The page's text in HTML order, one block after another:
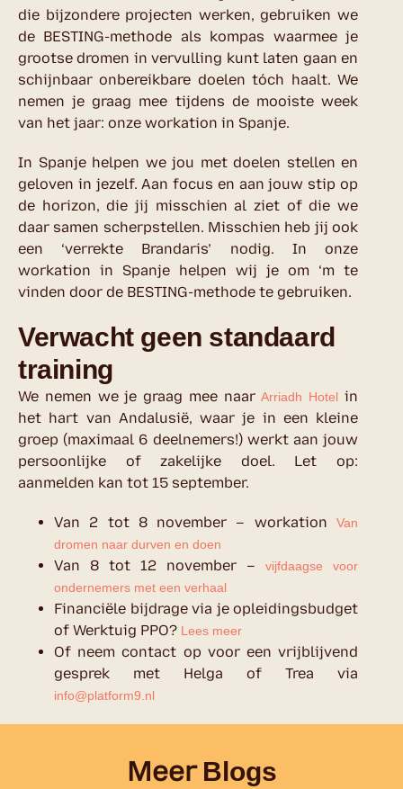
die bijzondere projecten werken, gebruiken we
de BESTING-methode als kompas waarmee je
grootse dromen in vervulling kunt laten gaan en
schijnbaar onbereikbare doelen tóch haalt. We
nemen je graag mee tijdens de mooiste week
van het jaar: onze workation in Spanje.
In Spanje helpen we jou met doelen stellen en
geloven in jezelf. Aan focus en aan jouw stip op
de horizon, die jij misschien al ziet of die we
daar samen scherpstellen. Misschien heb jij ook
een ‘verrekte Brandaris’ nodig. In onze
workation in Spanje helpen wij je om ‘m te
vinden door de BESTING-methode te gebruiken.
Verwacht geen standaard
training
We nemen we je graag mee naarArriadh Hotel in
het hart van Andalusië, waar je in een kleine
groep (maximaal 6 deelnemers!) werkt aan jouw
persoonlijke of zakelijke doel. Let op:
aanmelden kan tot 15 september.
Van 2 tot 8 november – workation Van
dromen naar durven en doen
Van 8 tot 12 november – vijfdaagse voor
ondernemers met een verhaal
Financiële bijdrage via je opleidingsbudget
of Werktuig PPO? Lees meer
Of neem contact op voor een vrijblijvend
gesprek met Helga of Trea via
info@platform9.nl
Meer Blogs